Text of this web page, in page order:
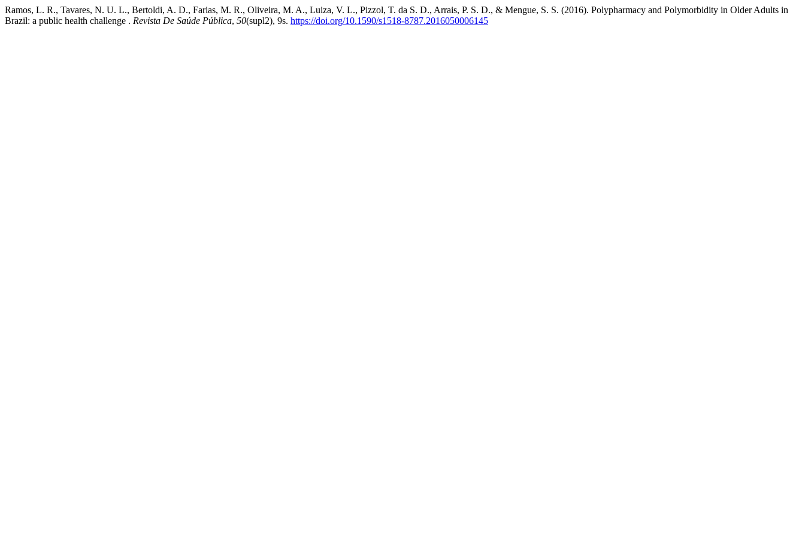
Ramos, L. R., Tavares, N. U. L., Bertoldi, A. D., Farias, M. R., Oliveira, M. A., Luiza, V. L., Pizzol, T. da S. D., Arrais, P. S. D., & Mengue, S. S. (2016). Polypharmacy and Polymorbidity in Older Adults in
Brazil: a public health challenge . Revista De Saúde Pública, 50(supl2), 9s. https://doi.org/10.1590/s1518-8787.2016050006145